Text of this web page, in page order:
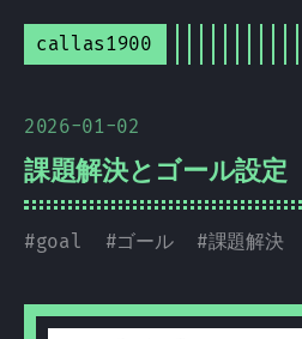
callas1900
2026-01-02
課題解決とゴール設定
#goal #ゴール#課題解決